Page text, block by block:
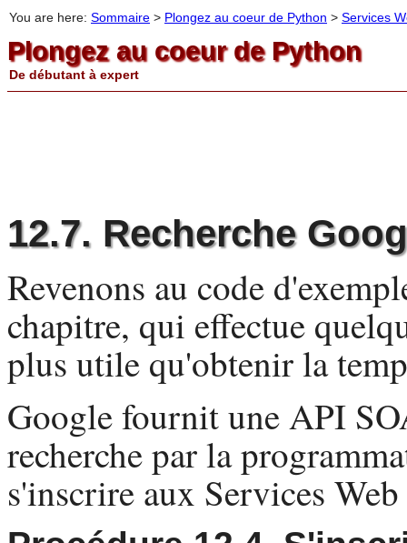
You are here: Sommaire > Plongez au coeur de Python > Services
Plongez au coeur de Python
De débutant à expert
12.7. Recherche
Revenons au code
chapitre, qui effectue
plus utile qu'obtenir la
Google fournit uneAPI
recherche par la
s'inscrire aux Services